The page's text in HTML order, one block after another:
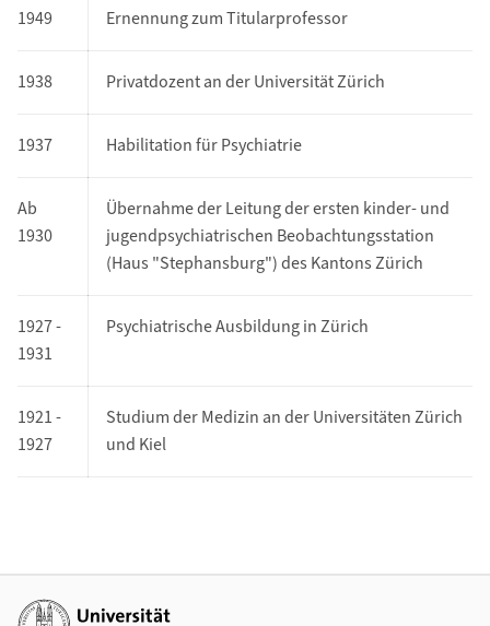
1949 Ernennung zum Titularprofessor
1938 Privatdozent an der Universität Zürich
1937 Habilitation für Psychiatrie
Ab
1930
Übernahme der Leitung der ersten kinder- und
jugendpsychiatrischen Beobachtungsstation
(Haus "Stephansburg") des Kantons Zürich
1927 -
1931
Psychiatrische Ausbildung in Zürich
1921 -
1927
Studium der Medizin an der Universitäten Zürich
und Kiel
Additional links